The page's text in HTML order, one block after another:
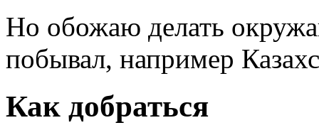
Но обожаю делать
побывал, например
Как добраться